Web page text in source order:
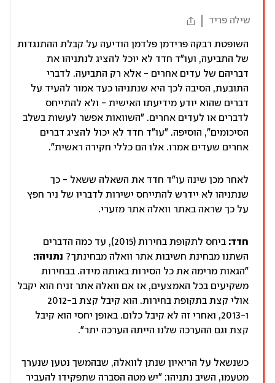
שילה פריד
השופטת רבקה פרידמן פלדמן הודיעה על קבלת ההתנגדות
של התביעה, ועו"ד חדד לא יוכל להציג לנתניהו את
דבריהם של עדים אחרים - אלא רק התביעה. לדברי
התובעת, הסיבה לכך היא שנתניהו כעד אמור להעיד על
דברים שהוא יודע מידיעתו האישית - ולא להתייחס
לדברים או לעדים אחרים. "השוואות אפשר לעשות בשלב
הסיכומים", הוסיפה. "עו"ד חדד לא יכול להציג דברים
אחרים שעדים אמרו. אלו הם כללי חקירה ראשית".
לאחר מכן שינה עו"ד חדד את השאלה ששאל - כך
שנתניהו לא יידרש להתייחס ישירות לדבריו של ניר חפץ
על כך שראה באתר וואלה אתר מזערי.
חדד:
ביחס לתקופת בחירות (2015), עד כמה הדברים
השתנו מבחינת חשיבות אתר וואלה מבחינתך? נתניהו:
"הגאות מרימה את כל הסירות באותה מידה. בבחירות
משקיעים בכל האמצעים, אז אם וואלה אתר זניח הוא יקבל
אולי קצת בתקופת בחירות. הוא קיבל קצת ב-2012
ו-2013, ואחרי זה לא קיבל כלום. באופן יחסי הוא קיבל
קצת וגם ההערכה שלנו הייתה הערכה יתר".
כשנשאל על הריאיון שנתן לוואלה, שבהמשך נטען שנערך
מטעמו, השיב נתניהו: "יש מטה הסברה שתפקידו להעביר